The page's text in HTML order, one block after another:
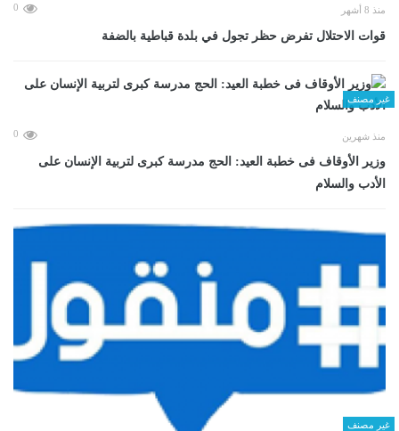
منذ 8 أشهر 0
قوات الاحتلال تفرض حظر تجول في بلدة قباطية بالضفة
غير مصنف
منذ شهرين 0
وزير الأوقاف فى خطبة العيد: الحج مدرسة كبرى لتربية الإنسان على
الأدب والسلام
غير مصنف